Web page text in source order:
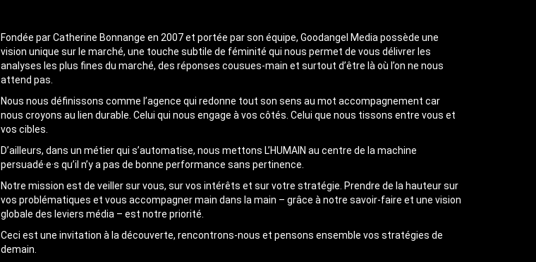
Fondée par Catherine Bonnange en 2007 et portée par son équipe, Goodangel Media possède une
vision unique sur le marché, une touche subtile de féminité qui nous permet de vous délivrer les
analyses les plus fines du marché, des réponses cousues-main et surtout d’être là où l’on ne nous
attend pas.
Nous nous définissons comme l’agence qui redonne tout son sens au mot accompagnement car
nous croyons au lien durable. Celui qui nous engage à vos côtés. Celui que nous tissons entre vous et
vos cibles.
D’ailleurs, dans un métier qui s’automatise, nous mettons L’HUMAIN au centre de la machine
persuadé·e·s qu’il n’y a pas de bonne performance sans pertinence.
Notre mission est de veiller sur vous, sur vos intérêts et sur votre stratégie. Prendre de la hauteur sur
vos problématiques et vous accompagner main dans la main – grâce à notre savoir-faire et une vision
globale des leviers média – est notre priorité.
Ceci est une invitation à la découverte, rencontrons-nous et pensons ensemble vos stratégies de
demain.